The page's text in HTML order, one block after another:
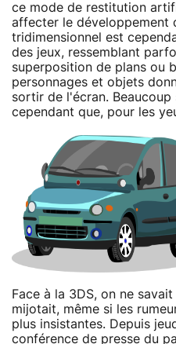
ce mode de restitution
affecter le développement
tridimensionnel est
des jeux, ressemblant
superposition de plans ou
personnages et objets
sortir de l'écran.
cependant que, pour les
Face à la 3DS, on ne
mijotait, même si les
plus insistantes. Depuis
conférence de presse du